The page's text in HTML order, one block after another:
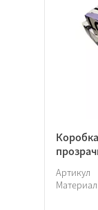
Крафт
Белый
Цветной
Артикул
Материал